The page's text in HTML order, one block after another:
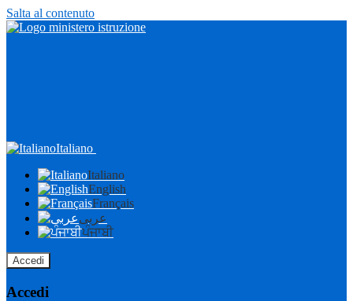
Salta al contenuto
Italiano
Italiano
English
Français
عربى
ਪੰਜਾਬੀ
Accedi
Accedi